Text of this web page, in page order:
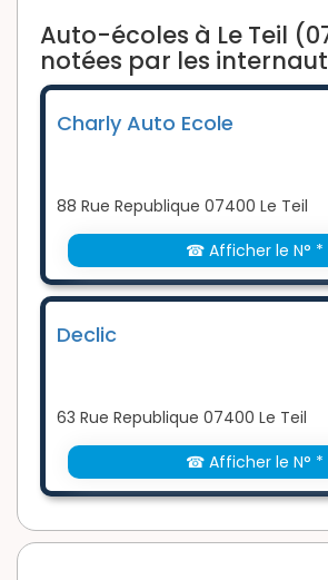
Auto-écoles à Le Teil
notées par les
Charly Auto Ecole
88 Rue Republique 07400 Le Teil
☎ Afficher le N° *
Declic
63 Rue Republique 07400 Le Teil
☎ Afficher le N° *